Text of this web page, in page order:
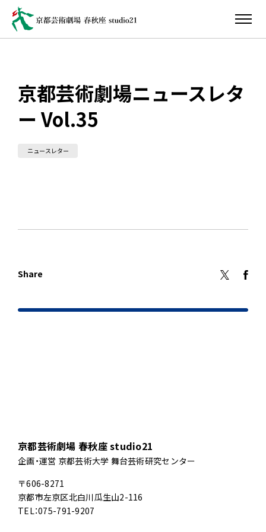
京都芸術劇場ニュースレタ
ー Vol.35
ニュースレター
Share
京都芸術劇場 春秋座 studio21
企画・運営 京都芸術大学 舞台芸術研究センター
〒606-8271
京都市左京区北白川瓜生山2-116
TEL：075-791-9207